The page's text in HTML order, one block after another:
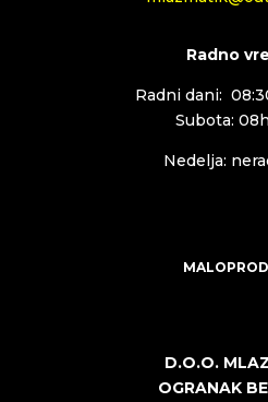
Radno
Radni dani:
Subota:
Nedelja:
D.O.O.
OGRANAK